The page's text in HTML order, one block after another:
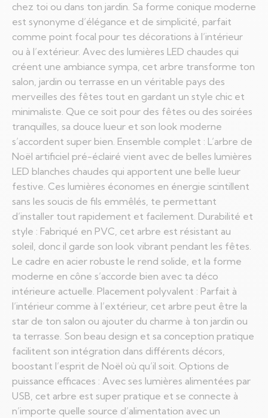
chez toi ou dans ton jardin. Sa forme conique moderne
est synonyme d’élégance et de simplicité, parfait
comme point focal pour tes décorations à l’intérieur
ou à l’extérieur. Avec des lumières LED chaudes qui
créent une ambiance sympa, cet arbre transforme ton
salon, jardin ou terrasse en un véritable pays des
merveilles des fêtes tout en gardant un style chic et
minimaliste. Que ce soit pour des fêtes ou des soirées
tranquilles, sa douce lueur et son look moderne
s’accordent super bien. Ensemble complet : L’arbre de
Noël artificiel pré-éclairé vient avec de belles lumières
LED blanches chaudes qui apportent une belle lueur
festive. Ces lumières économes en énergie scintillent
sans les soucis de fils emmêlés, te permettant
d’installer tout rapidement et facilement. Durabilité et
style : Fabriqué en PVC, cet arbre est résistant au
soleil, donc il garde son look vibrant pendant les fêtes.
Le cadre en acier robuste le rend solide, et la forme
moderne en cône s’accorde bien avec ta déco
intérieure actuelle. Placement polyvalent : Parfait à
l’intérieur comme à l’extérieur, cet arbre peut être la
star de ton salon ou ajouter du charme à ton jardin ou
ta terrasse. Son beau design et sa conception pratique
facilitent son intégration dans différents décors,
boostant l’esprit de Noël où qu’il soit. Options de
puissance efficaces : Avec ses lumières alimentées par
USB, cet arbre est super pratique et se connecte à
n’importe quelle source d’alimentation avec un